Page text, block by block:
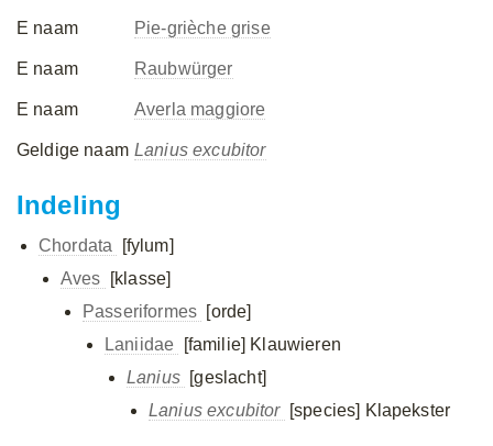
E naam Pie-grièche grise
E naam Raubwürger
E naam Averla maggiore
Geldige naam Lanius excubitor
Indeling
Chordata
[fylum]
Aves
[klasse]
Passeriformes [orde]
Laniidae
[familie] Klauwieren
Lanius [geslacht]
Lanius excubitor
[species] Klapekster